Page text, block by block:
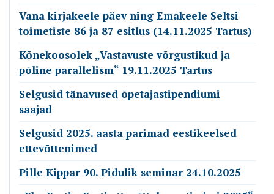
Vana kirjakeele päev ning Emakeele Seltsi
toimetiste 86 ja 87 esitlus (14.11.2025 Tartus)
Kõnekoosolek „Vastavuste võrgustikud ja
põline parallelism“ 19.11.2025 Tartus
Selgusid tänavused õpetajastipendiumi
saajad
Selgusid 2025. aasta parimad eestikeelsed
ettevõttenimed
Pille Kippar 90. Pidulik seminar 24.10.2025